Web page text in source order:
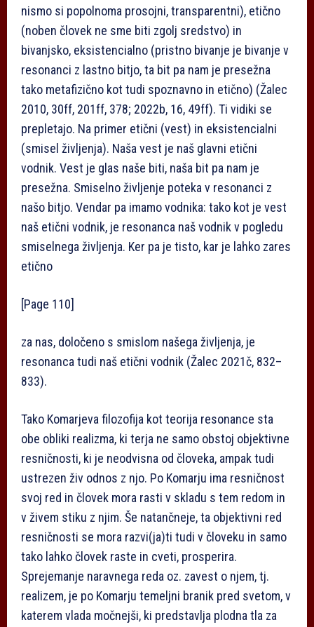
nismo si popolnoma prosojni, transparentni), etično
(noben človek ne sme biti zgolj sredstvo) in
bivanjsko, eksistencialno (pristno bivanje je bivanje v
resonanci z lastno bitjo, ta bit pa nam je presežna
tako metafizično kot tudi spoznavno in etično) (Žalec
2010, 30ff, 201ff, 378; 2022b, 16, 49ff). Ti vidiki se
prepletajo. Na primer etični (vest) in eksistencialni
(smisel življenja). Naša vest je naš glavni etični
vodnik. Vest je glas naše biti, naša bit pa nam je
presežna. Smiselno življenje poteka v resonanci z
našo bitjo. Vendar pa imamo vodnika: tako kot je vest
naš etični vodnik, je resonanca naš vodnik v pogledu
smiselnega življenja. Ker pa je tisto, kar je lahko zares
etično
[Page 110]
za nas, določeno s smislom našega življenja, je
resonanca tudi naš etični vodnik (Žalec 2021č, 832–
833).
Tako Komarjeva filozofija kot teorija resonance sta
obe obliki realizma, ki terja ne samo obstoj objektivne
resničnosti, ki je neodvisna od človeka, ampak tudi
ustrezen živ odnos z njo. Po Komarju ima resničnost
svoj red in človek mora rasti v skladu s tem redom in
v živem stiku z njim. Še natančneje, ta objektivni red
resničnosti se mora razvi(ja)ti tudi v človeku in samo
tako lahko človek raste in cveti, prosperira.
Sprejemanje naravnega reda oz. zavest o njem, tj.
realizem, je po Komarju temeljni branik pred svetom, v
katerem vlada močnejši, ki predstavlja plodna tla za